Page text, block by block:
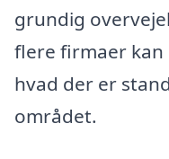
grundig
flere firmaer
hvad der er
området.